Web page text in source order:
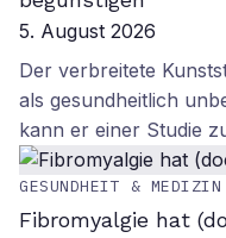
5. August 2026
Der verbreitete
als gesundheitlich
kann er einer Studie
GESUNDHEIT & MEDIZIN
Fibromyalgie hat